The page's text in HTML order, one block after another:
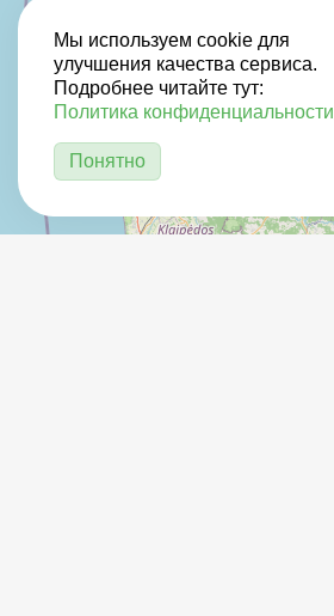
Мы используем cookie для
улучшения качества сервиса.
Подробнее читайте тут:
Политика конфиденциальности
Понятно